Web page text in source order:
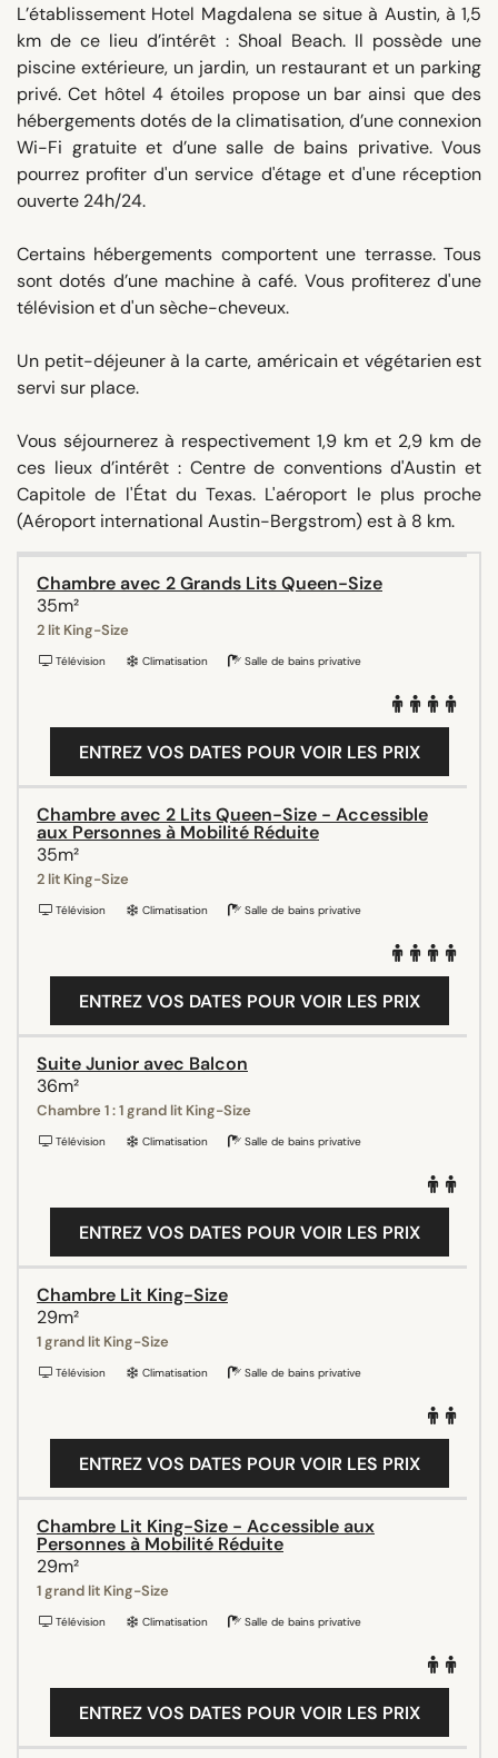
L’établissement Hotel Magdalena se situe à Austin, à 1,5
km de ce lieu d’intérêt : Shoal Beach. Il possède une
piscine extérieure, un jardin, un restaurant et un parking
privé. Cet hôtel 4 étoiles propose un bar ainsi que des
hébergements dotés de la climatisation, d’une connexion
Wi-Fi gratuite et d’une salle de bains privative. Vous
pourrez profiter d'un service d'étage et d'une réception
ouverte 24h/24.
Certains hébergements comportent une terrasse. Tous
sont dotés d’une machine à café. Vous profiterez d'une
télévision et d'un sèche-cheveux.
Un petit-déjeuner à la carte, américain et végétarien est
servi sur place.
Vous séjournerez à respectivement 1,9 km et 2,9 km de
ces lieux d’intérêt : Centre de conventions d'Austin et
Capitole de l'État du Texas. L'aéroport le plus proche
(Aéroport international Austin-Bergstrom) est à 8 km.
Chambre avec 2 Grands Lits Queen-Size
35m²
2 lit King-Size
Télévision Climatisation Salle de bains privative
ENTREZ VOS DATES POUR VOIR LES PRIX
Chambre avec 2 Lits Queen-Size - Accessible
aux Personnes à Mobilité Réduite
35m²
2 lit King-Size
Télévision Climatisation Salle de bains privative
ENTREZ VOS DATES POUR VOIR LES PRIX
Suite Junior avec Balcon
36m²
Chambre 1 : 1 grand lit King-Size
Télévision Climatisation Salle de bains privative
ENTREZ VOS DATES POUR VOIR LES PRIX
Chambre Lit King-Size
29m²
1 grand lit King-Size
Télévision Climatisation Salle de bains privative
ENTREZ VOS DATES POUR VOIR LES PRIX
Chambre Lit King-Size - Accessible aux
Personnes à Mobilité Réduite
29m²
1 grand lit King-Size
Télévision Climatisation Salle de bains privative
ENTREZ VOS DATES POUR VOIR LES PRIX